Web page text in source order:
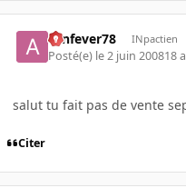
aznfever78 INpactien
Posté(e) le 2 juin 200818 a
salut tu fait pas de vente
Citer